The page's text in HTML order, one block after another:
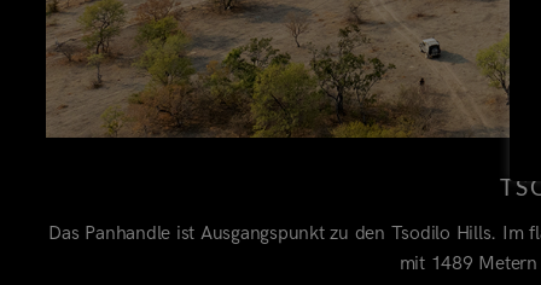
Das Panhandle ist Ausgangspunkt zu den Tsodilo Hills. Im
mit 1489